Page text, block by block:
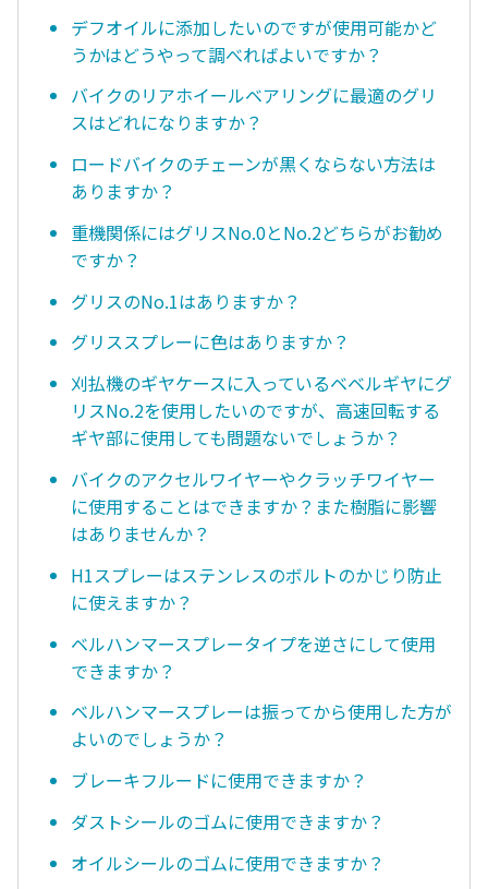
デフオイルに添加したいのですが使用可能かど
うかはどうやって調べればよいですか？
バイクのリアホイールベアリングに最適のグリ
スはどれになりますか？
ロードバイクのチェーンが黒くならない方法は
ありますか？
重機関係にはグリスNo.0とNo.2どちらがお勧め
ですか？
グリスのNo.1はありますか？
グリススプレーに色はありますか？
刈払機のギヤケースに入っているベベルギヤにグ
リスNo.2を使用したいのですが、高速回転する
ギヤ部に使用しても問題ないでしょうか？
バイクのアクセルワイヤーやクラッチワイヤー
に使用することはできますか？また樹脂に影響
はありませんか？
H1スプレーはステンレスのボルトのかじり防止
に使えますか？
ベルハンマースプレータイプを逆さにして使用
できますか？
ベルハンマースプレーは振ってから使用した方が
よいのでしょうか？
ブレーキフルードに使用できますか？
ダストシールのゴムに使用できますか？
オイルシールのゴムに使用できますか？